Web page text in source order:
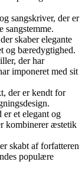
sangskriver, der er
sangstemme.
skaber elegante
og bæredygtighed.
der har
imponeret med sit
der er kendt for
et elegant og
kombinerer æstetik
skabt af forfatteren
populære